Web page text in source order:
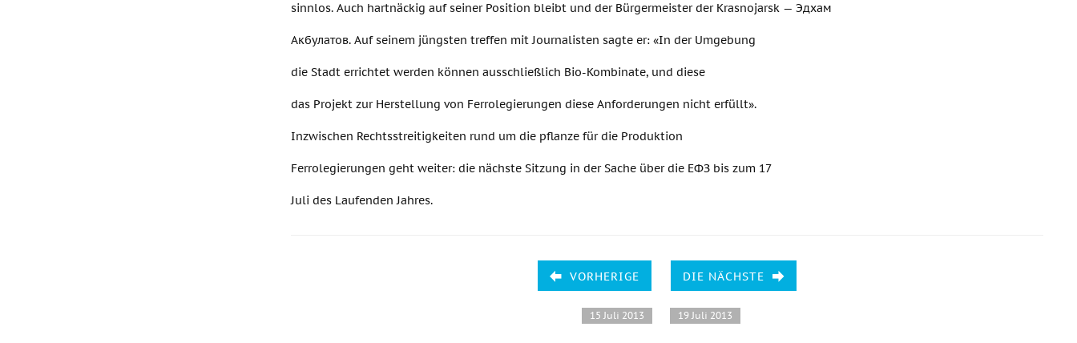
sinnlos. Auch hartnäckig auf seiner Position bleibt und der Bürgermeister der Krasnojarsk — Эдхам
Акбулатов. Auf seinem jüngsten treffen mit Journalisten sagte er: «In der Umgebung
die Stadt errichtet werden können ausschließlich Bio-Kombinate, und diese
das Projekt zur Herstellung von Ferrolegierungen diese Anforderungen nicht erfüllt».
Inzwischen Rechtsstreitigkeiten rund um die pflanze für die Produktion
Ferrolegierungen geht weiter: die nächste Sitzung in der Sache über die ЕФЗ bis zum 17
Juli des Laufenden Jahres.
VORHERIGE
15 Juli 2013
DIE NÄCHSTE
19 Juli 2013